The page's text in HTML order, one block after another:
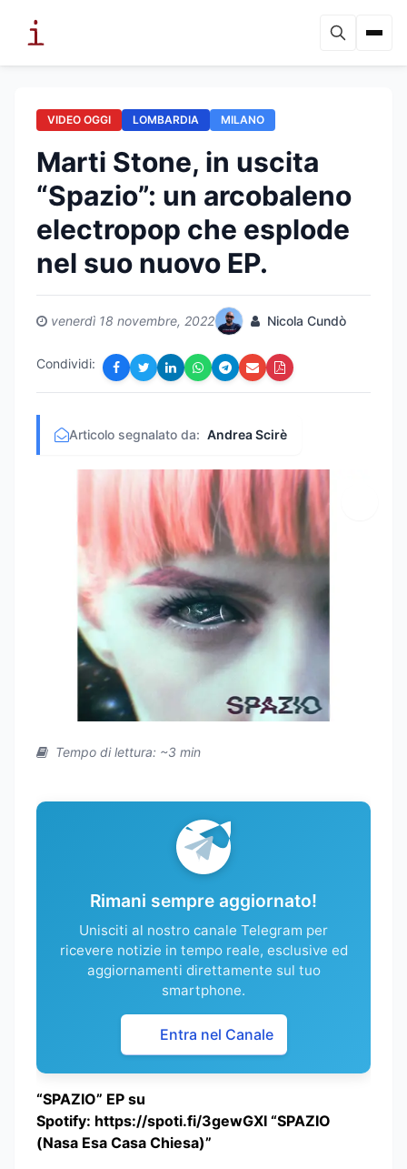
VIDEO OGGI LOMBARDIA MILANO
Marti Stone, in uscita
“Spazio”: un arcobaleno
electropop che esplode
nel suo nuovo EP.
venerdì 18 novembre, 2022 Nicola Cundò
Condividi:
Articolo segnalato da: Andrea Scirè
Tempo di lettura: ~3 min
Rimani sempre aggiornato!
Unisciti al nostro canale Telegram per
ricevere notizie in tempo reale, esclusive ed
aggiornamenti direttamente sul tuo
smartphone.
Entra nel Canale
“SPAZIO” EP su
Spotify: https://spoti.fi/3gewGXI “SPAZIO
(Nasa Esa Casa Chiesa)”